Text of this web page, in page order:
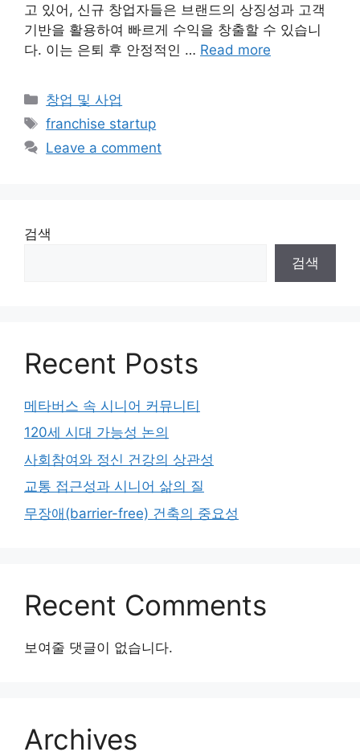
고 있어, 신규 창업자들은 브랜드의 상징성과 고객
기반을 활용하여 빠르게 수익을 창출할 수 있습니
다. 이는 은퇴 후 안정적인 … Read more
Categories
창업 및 사업
Tags
franchise startup
Leave a comment
검색
검색
Recent Posts
메타버스 속 시니어 커뮤니티
120세 시대 가능성 논의
사회참여와 정신 건강의 상관성
교통 접근성과 시니어 삶의 질
무장애(barrier-free) 건축의 중요성
Recent Comments
보여줄 댓글이 없습니다.
Archives